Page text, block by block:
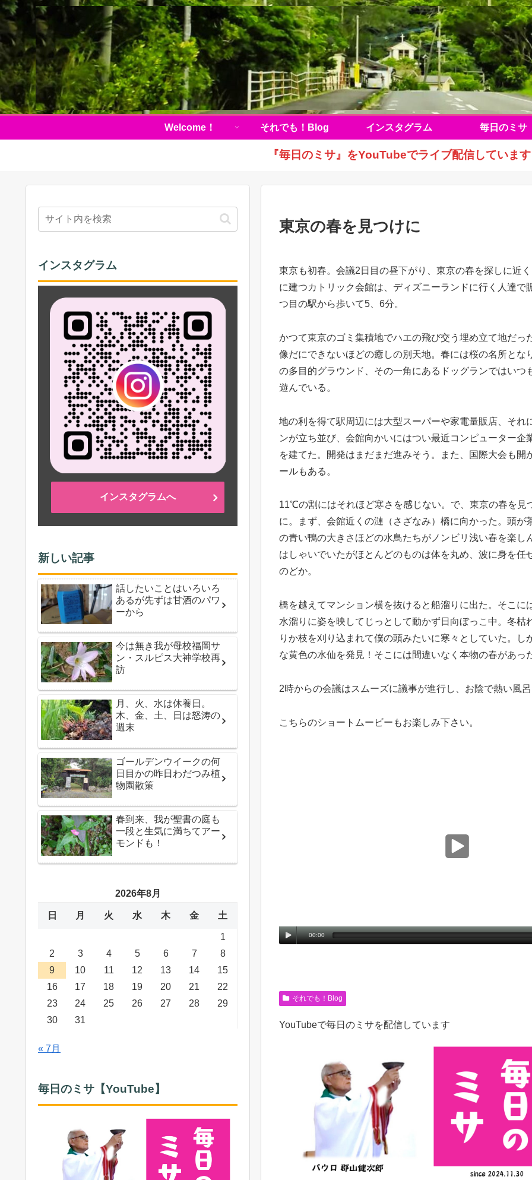
Welcome！ それでも！Blog インスタグラム 毎日のミサ
『毎日のミサ』をYouTubeでライブ配信しています
東京の春を見つけに
東京も初春。会議2日目の昼下がり、東京の春を探しに近
に建つカトリック会館は、ディズニーランドに行く人達で
つ目の駅から歩いて5、6分。
かつて東京のゴミ集積地でハエの飛び交う埋め立て地だっ
像だにできないほどの癒しの別天地。春には桜の名所とな
の多目的グラウンド、その一角にあるドッグランではいつ
遊んでいる。
地の利を得て駅周辺には大型スーパーや家電量販店、それ
ンが立ち並び、会館向かいにはつい最近コンピューター企
を建てた。開発はまだまだ進みそう。また、国際大会も開
ールもある。
11℃の割にはそれほど寒さを感じない。で、東京の春を見
に。まず、会館近くの漣（さざなみ）橋に向かった。頭が
の青い鴨の大きさほどの水鳥たちがノンビリ浅い春を楽
はしゃいでいたがほとんどのものは体を丸め、波に身を
のどか。
橋を越えてマンション横を抜けると船溜りに出た。そこ
水溜りに姿を映してじっとして動かず日向ぼっこ中。冬
りか枝を刈り込まれて僕の頭みたいに寒々としていた。
な黄色の水仙を発見！そこには間違いなく本物の春があっ
2時からの会議はスムーズに議事が進行し、お陰で熱い風
こちらのショートムービーもお楽しみ下さい。
00:00
それでも！Blog
YouTubeで毎日のミサを配信しています
インスタグラム
インスタグラムへ
新しい記事
話したいことはいろいろ
あるが先ずは甘酒のパワ
ーから
今は無き我が母校福岡サ
ン・スルピス大神学校再
訪
月、火、水は休養日。
木、金、土、日は怒涛の
週末
ゴールデンウイークの何
日目かの昨日わだつみ植
物園散策
春到来、我が聖書の庭も
一段と生気に満ちてアー
モンドも！
2026年8月
日 月 火 水 木 金 土
1
2
3 4 5 6 7
8
9
10 11 12 13 14
15
16
17 18 19 20 21
22
23
24 25 26 27 28
29
30
31
« 7月
毎日のミサ【YouTube】